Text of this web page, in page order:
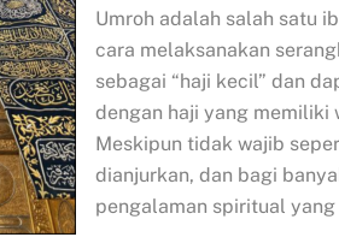
Umroh adalah salah satu
cara melaksanakan
sebagai “haji kecil” dan
dengan haji yang
Meskipun tidak wajib
dianjurkan, dan bagi
pengalaman spiritual